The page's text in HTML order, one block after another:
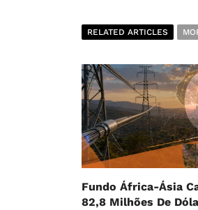
RELATED ARTICLES
Fundo África-Ásia
82,8 Milhões De